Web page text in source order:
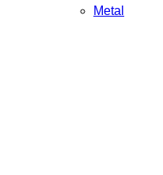
Metal